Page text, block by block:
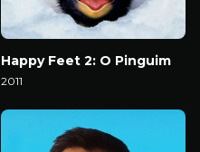
Happy Feet 2: O Pinguim
2011